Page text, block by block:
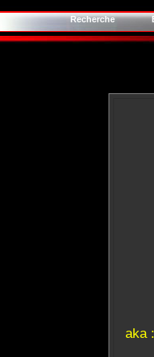
Recherche
aka